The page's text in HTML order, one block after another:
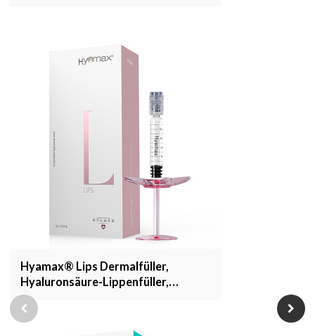
Hyamax® Lips Dermalfüller,
Hyaluronsäure-Lippenfüller,
Hersteller von Lippeninjektionen,
Großhandel und kundenspezifisch